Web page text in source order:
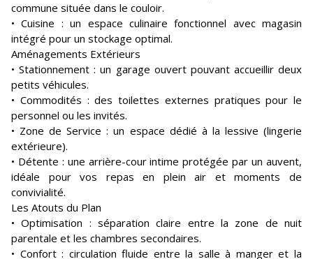
commune située dans le couloir.
• Cuisine : un espace culinaire fonctionnel avec magasin
intégré pour un stockage optimal.
Aménagements Extérieurs
• Stationnement : un garage ouvert pouvant accueillir deux
petits véhicules.
• Commodités : des toilettes externes pratiques pour le
personnel ou les invités.
• Zone de Service : un espace dédié à la lessive (lingerie
extérieure).
• Détente : une arrière-cour intime protégée par un auvent,
idéale pour vos repas en plein air et moments de
convivialité.
Les Atouts du Plan
• Optimisation : séparation claire entre la zone de nuit
parentale et les chambres secondaires.
• Confort : circulation fluide entre la salle à manger et la